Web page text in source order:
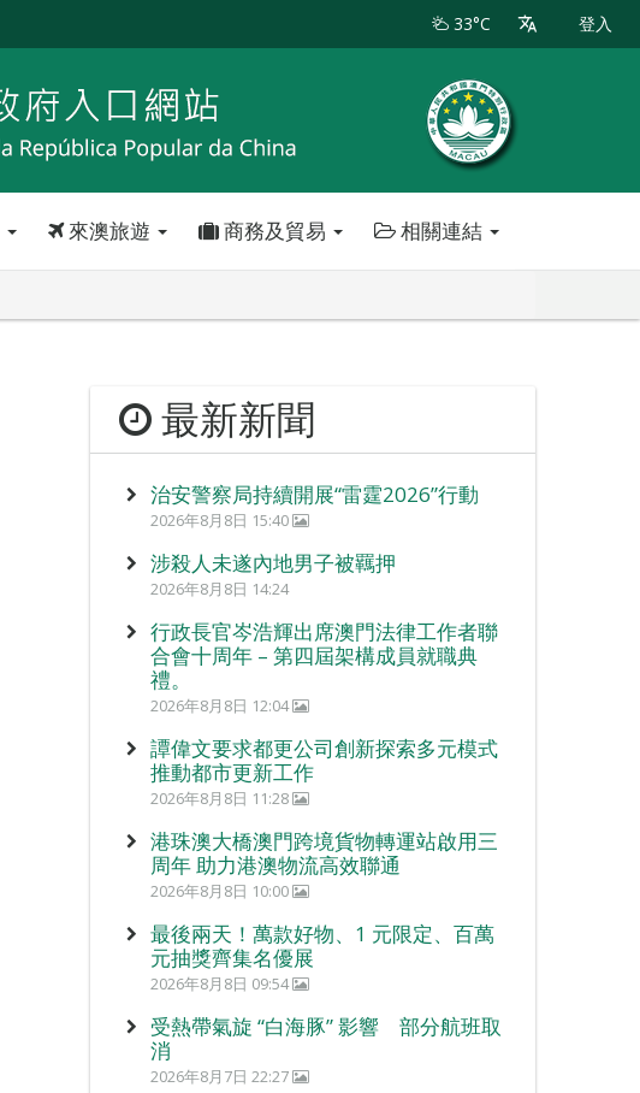
33°C 登入
來澳旅遊 商務及貿易 相關連結
最新新聞
治安警察局持續開展“雷霆2026”行動
2026年8月8日 15:40
涉殺人未遂內地男子被羈押
2026年8月8日 14:24
行政長官岑浩輝出席澳門法律工作者聯
合會十周年 – 第四屆架構成員就職典
禮。
2026年8月8日 12:04
譚偉文要求都更公司創新探索多元模式
推動都市更新工作
2026年8月8日 11:28
港珠澳大橋澳門跨境貨物轉運站啟用三
周年 助力港澳物流高效聯通
2026年8月8日 10:00
最後兩天！萬款好物、1 元限定、百萬
元抽獎齊集名優展
2026年8月8日 09:54
受熱帶氣旋 “白海豚” 影響 部分航班取
消
2026年8月7日 22:27